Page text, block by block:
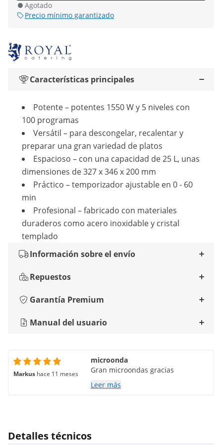
Agotado
Precio mínimo garantizado
Características principales
Potente – potentes 1550 W y 5 niveles con
100 programas
Versátil – para descongelar, recalentar y
preparar una gran variedad de platos
Espacioso – con una capacidad de 25 L, unas
dimensiones de 327 x 346 x 200 mm
Práctico – temporizador ajustable en 0 - 60
min
Profesional – fabricado con materiales
duraderos como acero inoxidable y cristal
templado
Información sobre el envío
Repuestos
Garantía Premium
Manual del usuario
Markus hace 11 meses
microonda
Gran microondas gracias
Leer más
Detalles técnicos